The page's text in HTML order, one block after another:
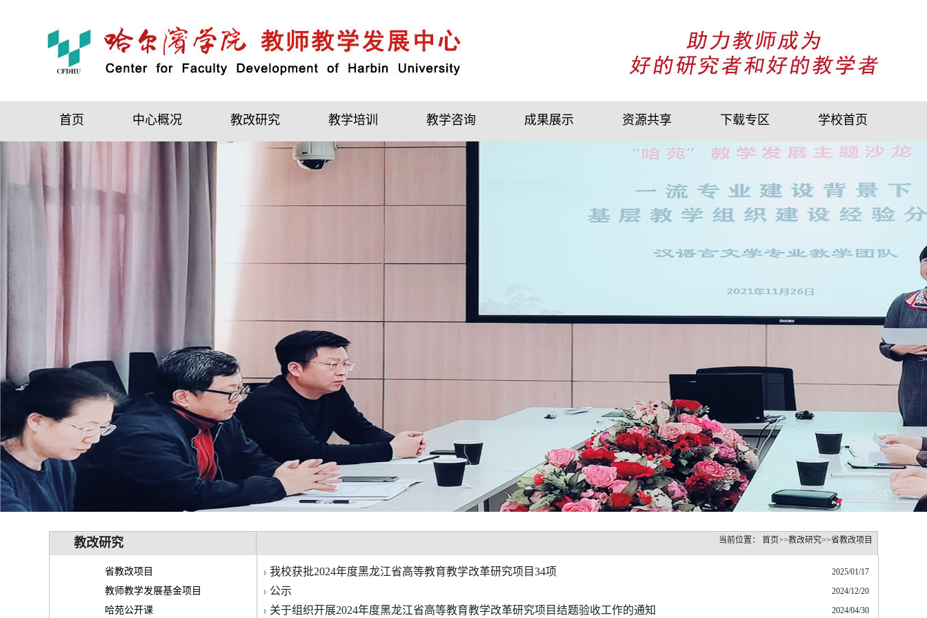
首页 中心概况 教改研究 教学培训 教学咨询 成果展示 资源共享 下载专区 学校首页
教改研究 当前位置： 首页>>教改研究>>省教改项目
省教改项目
教师教学发展基金项目
哈苑公开课
我校获批2024年度黑龙江省高等教育教学改革研究项目34项 2025/01/17
公示 2024/12/20
关于组织开展2024年度黑龙江省高等教育教学改革研究项目结题验收工作的通知 2024/04/30